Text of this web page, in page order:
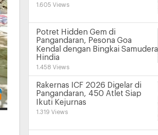
1.605 Views
Potret Hidden Gem di
Pangandaran, Pesona Goa
Kendal dengan Bingkai Samudera
Hindia
1.458 Views
Rakernas ICF 2026 Digelar di
Pangandaran, 450 Atlet Siap
Ikuti Kejurnas
1.319 Views